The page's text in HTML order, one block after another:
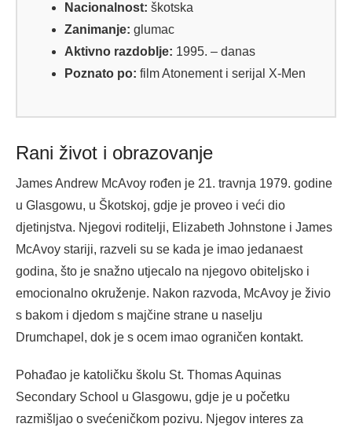
Nacionalnost: škotska
Zanimanje: glumac
Aktivno razdoblje: 1995. – danas
Poznato po: film Atonement i serijal X-Men
Rani život i obrazovanje
James Andrew McAvoy rođen je 21. travnja 1979. godine
u Glasgowu, u Škotskoj, gdje je proveo i veći dio
djetinjstva. Njegovi roditelji, Elizabeth Johnstone i James
McAvoy stariji, razveli su se kada je imao jedanaest
godina, što je snažno utjecalo na njegovo obiteljsko i
emocionalno okruženje. Nakon razvoda, McAvoy je živio
s bakom i djedom s majčine strane u naselju
Drumchapel, dok je s ocem imao ograničen kontakt.
Pohađao je katoličku školu St. Thomas Aquinas
Secondary School u Glasgowu, gdje je u početku
razmišljao o svećeničkom pozivu. Njegov interes za